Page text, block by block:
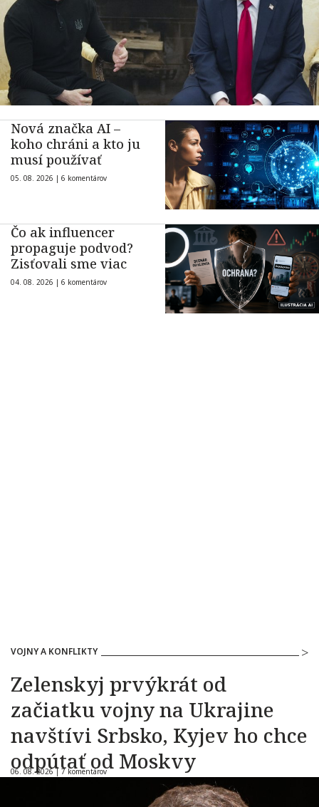
Nová značka AI –
koho chráni a kto ju
musí používať
05. 08. 2026 | 6 komentárov
Čo ak influencer
propaguje podvod?
Zisťovali sme viac
04. 08. 2026 | 6 komentárov
VOJNY A KONFLIKTY
Zelenskyj prvýkrát od
začiatku vojny na Ukrajine
navštívi Srbsko, Kyjev ho chce
odpútať od Moskvy
06. 08. 2026 | 7 komentárov